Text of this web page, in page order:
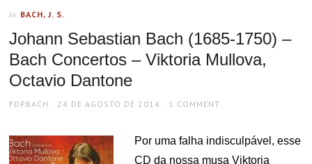
In BACH, J. S.
Johann Sebastian Bach (1685-1750) –
Bach Concertos – Viktoria Mullova,
Octavio Dantone
AUTHOR
FDPBACH
POSTED
24 DE AGOSTO DE 2014 1 COMMENT
Por uma falha indisculpável, esse
CD da nossa musa Viktoria